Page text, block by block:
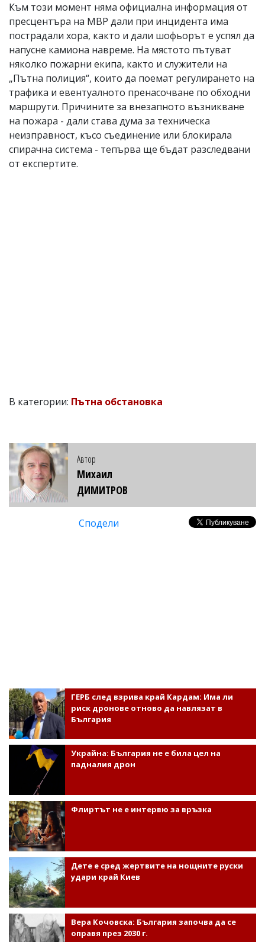
Към този момент няма официална информация от
пресцентъра на МВР дали при инцидента има
пострадали хора, както и дали шофьорът е успял да
напусне камиона навреме. На мястото пътуват
няколко пожарни екипа, както и служители на
„Пътна полиция“, които да поемат регулирането на
трафика и евентуалното пренасочване по обходни
маршрути. Причините за внезапното възникване
на пожара - дали става дума за техническа
неизправност, късо съединение или блокирала
спирачна система - тепърва ще бъдат разследвани
от експертите.
В категории: Пътна обстановка
Автор
Михаил
ДИМИТРОВ
Сподели
ГЕРБ след взрива край Кардам: Има ли
риск дронове отново да навлязат в
България
Украйна: България не е била цел на
падналия дрон
Флиртът не е интервю за връзка
Дете е сред жертвите на нощните руски
удари край Киев
Вера Кочовска: България започва да се
оправя през 2030 г.